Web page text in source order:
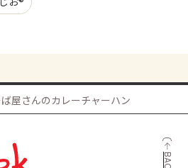
屋さんのカレーチャーハン